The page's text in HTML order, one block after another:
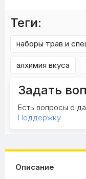
Теги:
наборы трав и
алхимия вкуса
Задать
Есть вопросы о
Поддержку
Описание